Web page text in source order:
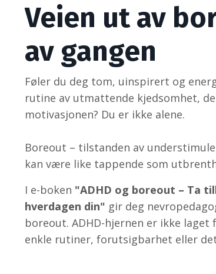
Veien ut av
av gangen
Føler du deg tom, uinspirert og
rutine av utmattende kjedsomhet,
motivasjonen? Du er ikke alene.
Boreout – tilstanden av
kan være like tappende som
I e-boken "ADHD og boreout – Ta
hverdagen din" gir deg
boreout. ADHD-hjernen er ikke
enkle rutiner, forutsigbarhet eller